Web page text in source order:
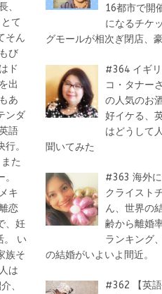
、
て
そん
び
ド
出
あ
ンダ
語
。
た
キ
恋
、妊
。 い
族そ
は
、
16都市で開
になるチケ
グモールが相次ぎ閉店、
#364 イギ
コ・タナー
の人気のお
好イケる、
はどうして
聞いてみた
#363 海外
クライスト
ん、世界の
齢から離婚
ランキング
の結婚がいよいよ間近。
#362 【英